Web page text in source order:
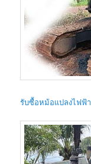
รับซื้อหม้อแปลงไฟฟ้า